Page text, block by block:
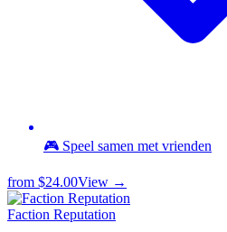
🎮 Speel samen met vrienden
from $24.00View →
Faction Reputation